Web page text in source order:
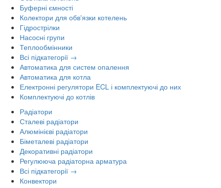
Буферні ємності
Колектори для обв'язки котелень
Гідрострілки
Насосні групи
Теплообмінники
Всі підкатегорії →
Автоматика для систем опалення
Автоматика для котла
Електронні регулятори ECL і комплектуючі до них
Комплектуючі до котлів
Радіатори
Сталеві радіатори
Алюмінієві радіатори
Біметалеві радіатори
Декоративні радіатори
Регулююча радіаторна арматура
Всі підкатегорії →
Конвектори